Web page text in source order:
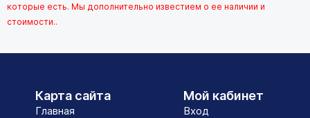
которые есть. Мы дополнительно известием о ее наличии и
стоимости..
Карта сайта
Главная
Мой кабинет
Вход